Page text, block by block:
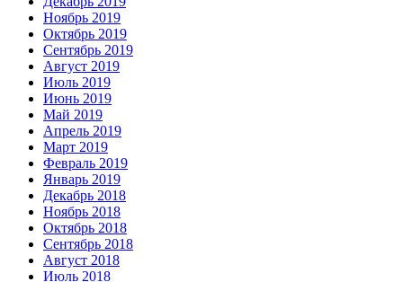
Ноябрь 2019
Октябрь 2019
Сентябрь 2019
Август 2019
Июль 2019
Июнь 2019
Май 2019
Апрель 2019
Март 2019
Февраль 2019
Январь 2019
Декабрь 2018
Ноябрь 2018
Октябрь 2018
Сентябрь 2018
Август 2018
Июль 2018